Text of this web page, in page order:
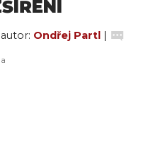
Ondřej Partl |